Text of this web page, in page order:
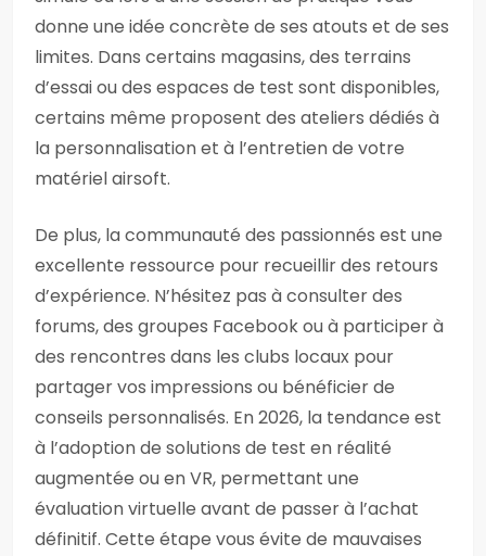
donne une idée concrète de ses atouts et de ses
limites. Dans certains magasins, des terrains
d’essai ou des espaces de test sont disponibles,
certains même proposent des ateliers dédiés à
la personnalisation et à l’entretien de votre
matériel airsoft.
De plus, la communauté des passionnés est une
excellente ressource pour recueillir des retours
d’expérience. N’hésitez pas à consulter des
forums, des groupes Facebook ou à participer à
des rencontres dans les clubs locaux pour
partager vos impressions ou bénéficier de
conseils personnalisés. En 2026, la tendance est
à l’adoption de solutions de test en réalité
augmentée ou en VR, permettant une
évaluation virtuelle avant de passer à l’achat
définitif. Cette étape vous évite de mauvaises